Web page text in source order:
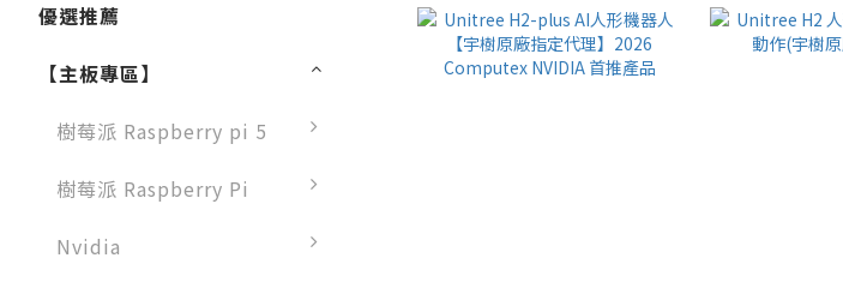
優選推薦
【主板專區】
樹莓派 Raspberry pi 5
樹莓派 Raspberry Pi
Nvidia